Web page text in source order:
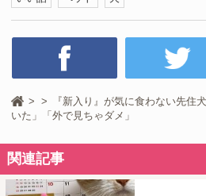
『新入り』が気に食わない先
いた」「外で見ちゃダメ」
関連記事